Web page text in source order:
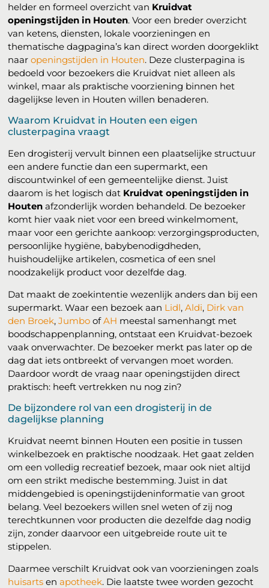
helder en formeel overzicht van Kruidvat
openingstijden in Houten. Voor een breder overzicht
van ketens, diensten, lokale voorzieningen en
thematische dagpagina’s kan direct worden doorgeklikt
naaropeningstijden in Houten. Deze clusterpagina is
bedoeld voor bezoekers die Kruidvat niet alleen als
winkel, maar als praktische voorziening binnen het
dagelijkse leven in Houten willen benaderen.
Waarom Kruidvat in Houten een eigen
clusterpagina vraagt
Een drogisterij vervult binnen een plaatselijke structuur
een andere functie dan een supermarkt, een
discountwinkel of een gemeentelijke dienst. Juist
daarom is het logisch dat Kruidvat openingstijden in
Houten afzonderlijk worden behandeld. De bezoeker
komt hier vaak niet voor een breed winkelmoment,
maar voor een gerichte aankoop: verzorgingsproducten,
persoonlijke hygiëne, babybenodigdheden,
huishoudelijke artikelen, cosmetica of een snel
noodzakelijk product voor dezelfde dag.
Dat maakt de zoekintentie wezenlijk anders dan bij een
supermarkt. Waar een bezoek aan Lidl,Aldi, Dirk van
den Broek,Jumbo ofAH meestal samenhangt met
boodschappenplanning, ontstaat een Kruidvat-bezoek
vaak onverwachter. De bezoeker merkt pas later op de
dag dat iets ontbreekt of vervangen moet worden.
Daardoor wordt de vraag naar openingstijden direct
praktisch: heeft vertrekken nu nog zin?
De bijzondere rol van een drogisterij in de
dagelijkse planning
Kruidvat neemt binnen Houten een positie in tussen
winkelbezoek en praktische noodzaak. Het gaat zelden
om een volledig recreatief bezoek, maar ook niet altijd
om een strikt medische bestemming. Juist in dat
middengebied is openingstijdeninformatie van groot
belang. Veel bezoekers willen snel weten of zij nog
terechtkunnen voor producten die dezelfde dag nodig
zijn, zonder daarvoor een uitgebreide route uit te
stippelen.
Daarmee verschilt Kruidvat ook van voorzieningen zoals
huisarts enapotheek. Die laatste twee worden gezocht